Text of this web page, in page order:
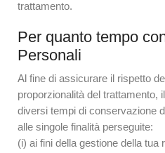
trattamento.
Per quanto tempo
Personali
Al fine di assicurare il rispetto
proporzionalità del trattamento,
diversi tempi di conservazione
alle singole finalità perseguite:
(i) ai fini della gestione della